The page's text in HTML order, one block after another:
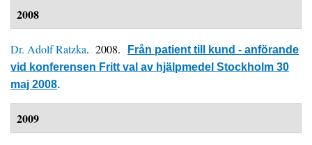
2008
Dr. Adolf Ratzka. 2008.
Från patient till kund - anförande
vid konferensen Fritt val av hjälpmedel Stockholm 30
maj 2008.
2009